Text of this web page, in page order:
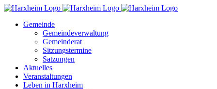
Zum
springenGemeinde
Gemeindeverwaltung
Gemeinderat
Sitzungstermine
Satzungen
Aktuelles
Veranstaltungen
Leben in Harxheim